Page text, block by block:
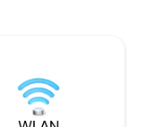
Doppelbett, 120
Schlafsofa im
ausziehbare